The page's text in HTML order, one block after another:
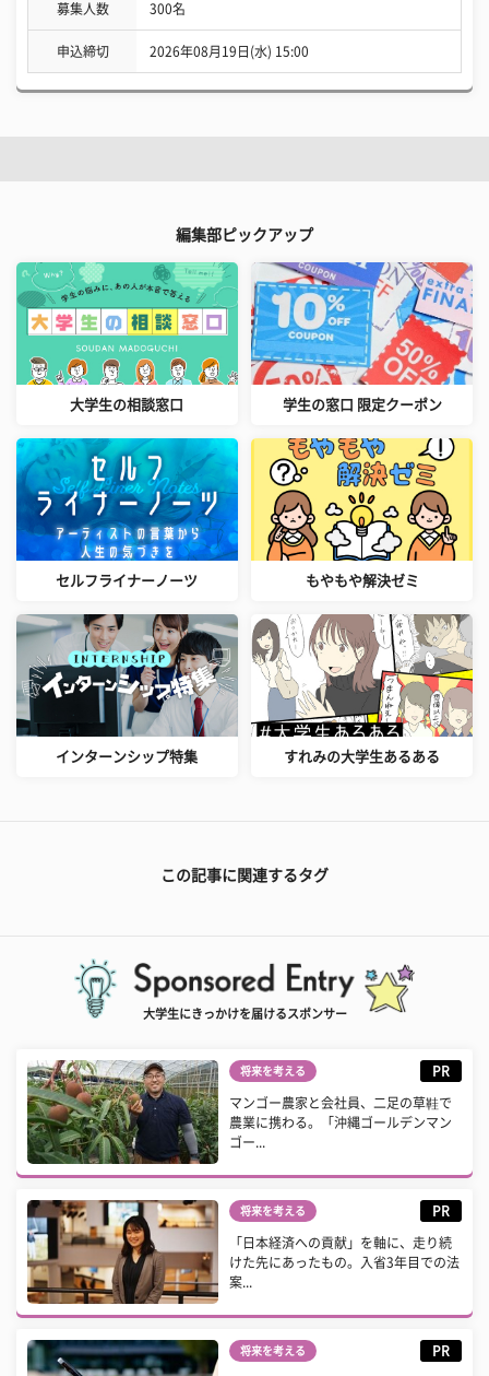
募集人数 300名
申込締切 2026年08月19日(水) 15:00
編集部ピックアップ
大学生の相談窓口 学生の窓口 限定クーポン
セルフライナーノーツ もやもや解決ゼミ
インターンシップ特集 すれみの大学生あるある
この記事に関連するタグ
大学生にきっかけを届けるスポンサー
将来を考える PR
マンゴー農家と会社員、二足の草鞋で
農業に携わる。「沖縄ゴールデンマン
ゴー...
将来を考える PR
「日本経済への貢献」を軸に、走り続
けた先にあったもの。入省3年目での法
案...
将来を考える PR